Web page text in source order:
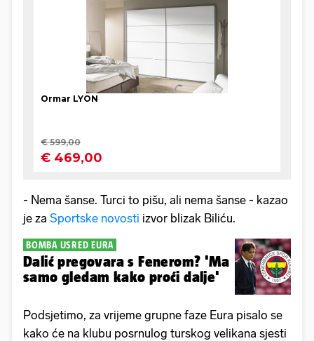
- Nema šanse. Turci to pišu, ali nema šanse - kazao
je za Sportske novosti izvor blizak Biliću.
BOMBA USRED EURA
Dalić pregovara s Fenerom? 'Ma
samo gledam kako proći dalje'
Podsjetimo, za vrijeme grupne faze Eura pisalo se
kako će na klubu posrnulog turskog velikana sjesti